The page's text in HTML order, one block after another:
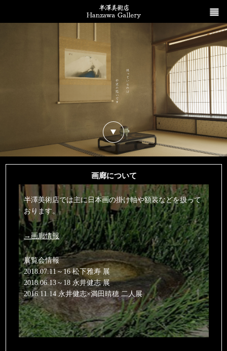
画廊について
半澤美術店では主に日本画の掛け軸や額装などを扱って
おります。
→画廊情報
展覧会情報
2018.07.11～16 松下雅寿 展
2018.06.13～18 永井健志 展
2016.11.14 永井健志×満田晴穂 二人展